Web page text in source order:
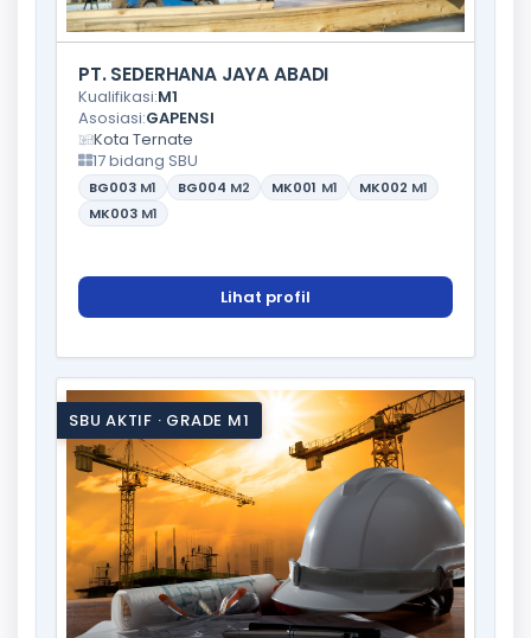
PT. SEDERHANA JAYA ABADI
Kualifikasi:M1
Asosiasi:GAPENSI
Kota Ternate
17 bidang SBU
BG003 M1 BG004 M2 MK001 M1 MK002 M1
MK003 M1
Lihat profil
SBU AKTIF · GRADE M1